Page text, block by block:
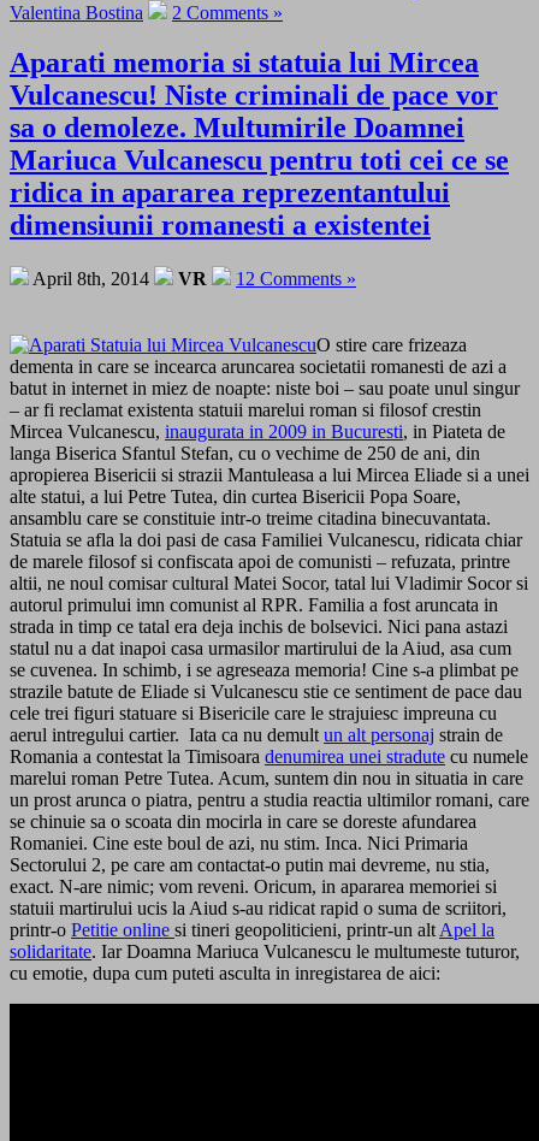
Valentina Bostina
2 Comments »
Aparati memoria si statuia lui Mircea
Vulcanescu! Niste criminali de pace vor
sa o demoleze. Multumirile Doamnei
Mariuca Vulcanescu pentru toti cei ce se
ridica in apararea reprezentantului
dimensiunii romanesti a existentei
April 8th, 2014 VR 12 Comments »
O stire care frizeaza
dementa in care se incearca aruncarea societatii romanesti de azi a
batut in internet in miez de noapte: niste boi – sau poate unul singur
– ar fi reclamat existenta statuii marelui roman si filosof crestin
Mircea Vulcanescu, inaugurata in 2009 in Bucuresti, in Piateta de
langa Biserica Sfantul Stefan, cu o vechime de 250 de ani, din
apropierea Bisericii si strazii Mantuleasa a lui Mircea Eliade si a unei
alte statui, a lui Petre Tutea, din curtea Bisericii Popa Soare,
ansamblu care se constituie intr-o treime citadina binecuvantata.
Statuia se afla la doi pasi de casa Familiei Vulcanescu, ridicata chiar
de marele filosof si confiscata apoi de comunisti – refuzata, printre
altii, ne noul comisar cultural Matei Socor, tatal lui Vladimir Socor si
autorul primului imn comunist al RPR. Familia a fost aruncata in
strada in timp ce tatal era deja inchis de bolsevici. Nici pana astazi
statul nu a dat inapoi casa urmasilor martirului de la Aiud, asa cum
se cuvenea. In schimb, i se agreseaza memoria! Cine s-a plimbat pe
strazile batute de Eliade si Vulcanescu stie ce sentiment de pace dau
cele trei figuri statuare si Bisericile care le strajuiesc impreuna cu
aerul intregului cartier. Iata ca nu demult un alt personaj strain de
Romania a contestat la Timisoara denumirea unei stradute cu numele
marelui roman Petre Tutea. Acum, suntem din nou in situatia in care
un prost arunca o piatra, pentru a studia reactia ultimilor romani, care
se chinuie sa o scoata din mocirla in care se doreste afundarea
Romaniei. Cine este boul de azi, nu stim. Inca. Nici Primaria
Sectorului 2, pe care am contactat-o putin mai devreme, nu stia,
exact. N-are nimic; vom reveni. Oricum, in apararea memoriei si
statuii martirului ucis la Aiud s-au ridicat rapid o suma de scriitori,
printr-o Petitie online si tineri geopoliticieni, printr-un alt Apel la
solidaritate. Iar Doamna Mariuca Vulcanescu le multumeste tuturor,
cu emotie, dupa cum puteti asculta in inregistarea de aici: